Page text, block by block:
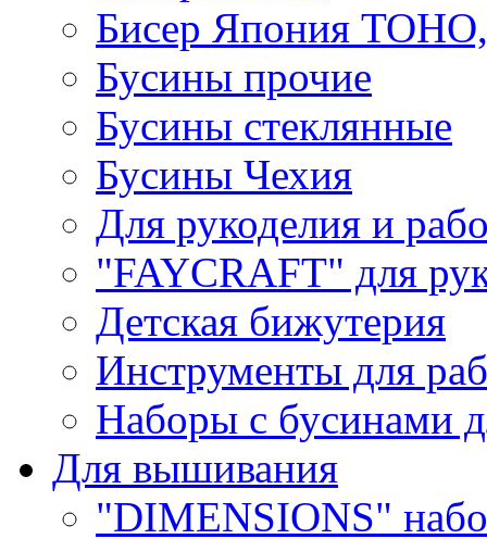
Бисер Япония
Бусины прочие
Бусины стеклянные
Бусины Чехия
Для рукоделия и
"FAYCRAFT" для
Детская бижутерия
Инструменты для
Наборы с бусинами
Для вышивания
"DIMENSIONS"